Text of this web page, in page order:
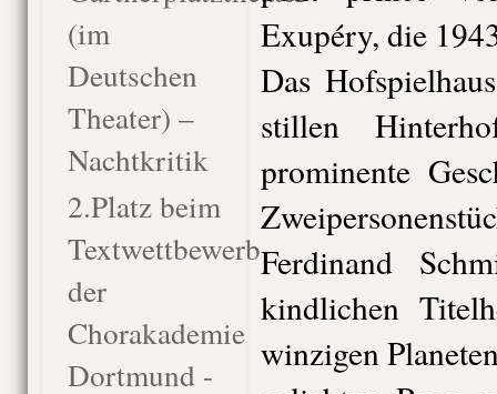
(im
Deutschen
Theater) –
Nachtkritik
2.Platz beim
Textwettbewerb
der
Chorakademie
Dortmund -
Exupéry, die
Das
stillen
prominente
Ferdinand
kindlichen
winzigen